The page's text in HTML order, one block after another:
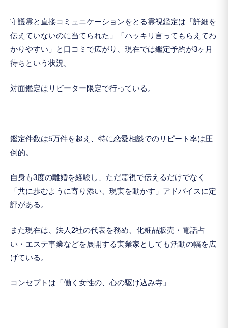
守護霊と直接コミュニケーションをとる霊視鑑定は「詳細を
伝えていないのに当てられた」「ハッキリ言ってもらえてわ
かりやすい」と口コミで広がり、現在では鑑定予約が3ヶ月
待ちという状況。
対面鑑定はリピーター限定で行っている。
鑑定件数は5万件を超え、特に恋愛相談でのリピート率は圧
倒的。
自身も3度の離婚を経験し、ただ霊視で伝えるだけでなく
「共に歩むように寄り添い、現実を動かす」アドバイスに定
評がある。
また現在は、法人2社の代表を務め、化粧品販売・電話占
い・エステ事業などを展開する実業家としても活動の幅を広
げている。
コンセプトは「働く女性の、心の駆け込み寺」